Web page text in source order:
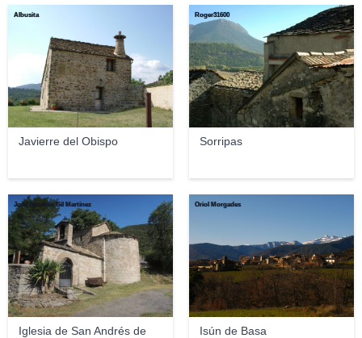
Javierre del Obispo
Albusita
Sorripas
Roger31600
Iglesia de San Andrés de
José Antonio Gil Martínez
Isún de Basa
Oriol Morgades